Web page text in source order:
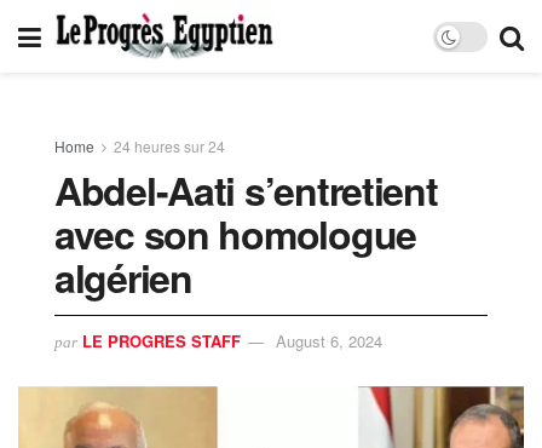
Home 24 heures sur 24
Abdel-Aati s’entretient
avec son homologue
algérien
par LE PROGRES STAFF August 6, 2024